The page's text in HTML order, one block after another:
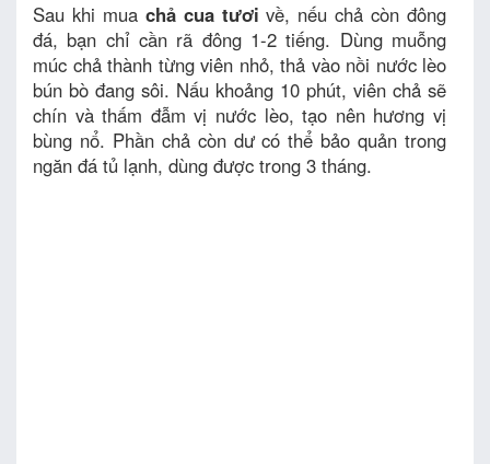
Sau khi mua chả cua tươi về, nếu chả còn đông
đá, bạn chỉ cần rã đông 1-2 tiếng. Dùng muỗng
múc chả thành từng viên nhỏ, thả vào nồi nước lèo
bún bò đang sôi. Nấu khoảng 10 phút, viên chả sẽ
chín và thấm đẫm vị nước lèo, tạo nên hương vị
bùng nổ. Phần chả còn dư có thể bảo quản trong
ngăn đá tủ lạnh, dùng được trong 3 tháng.